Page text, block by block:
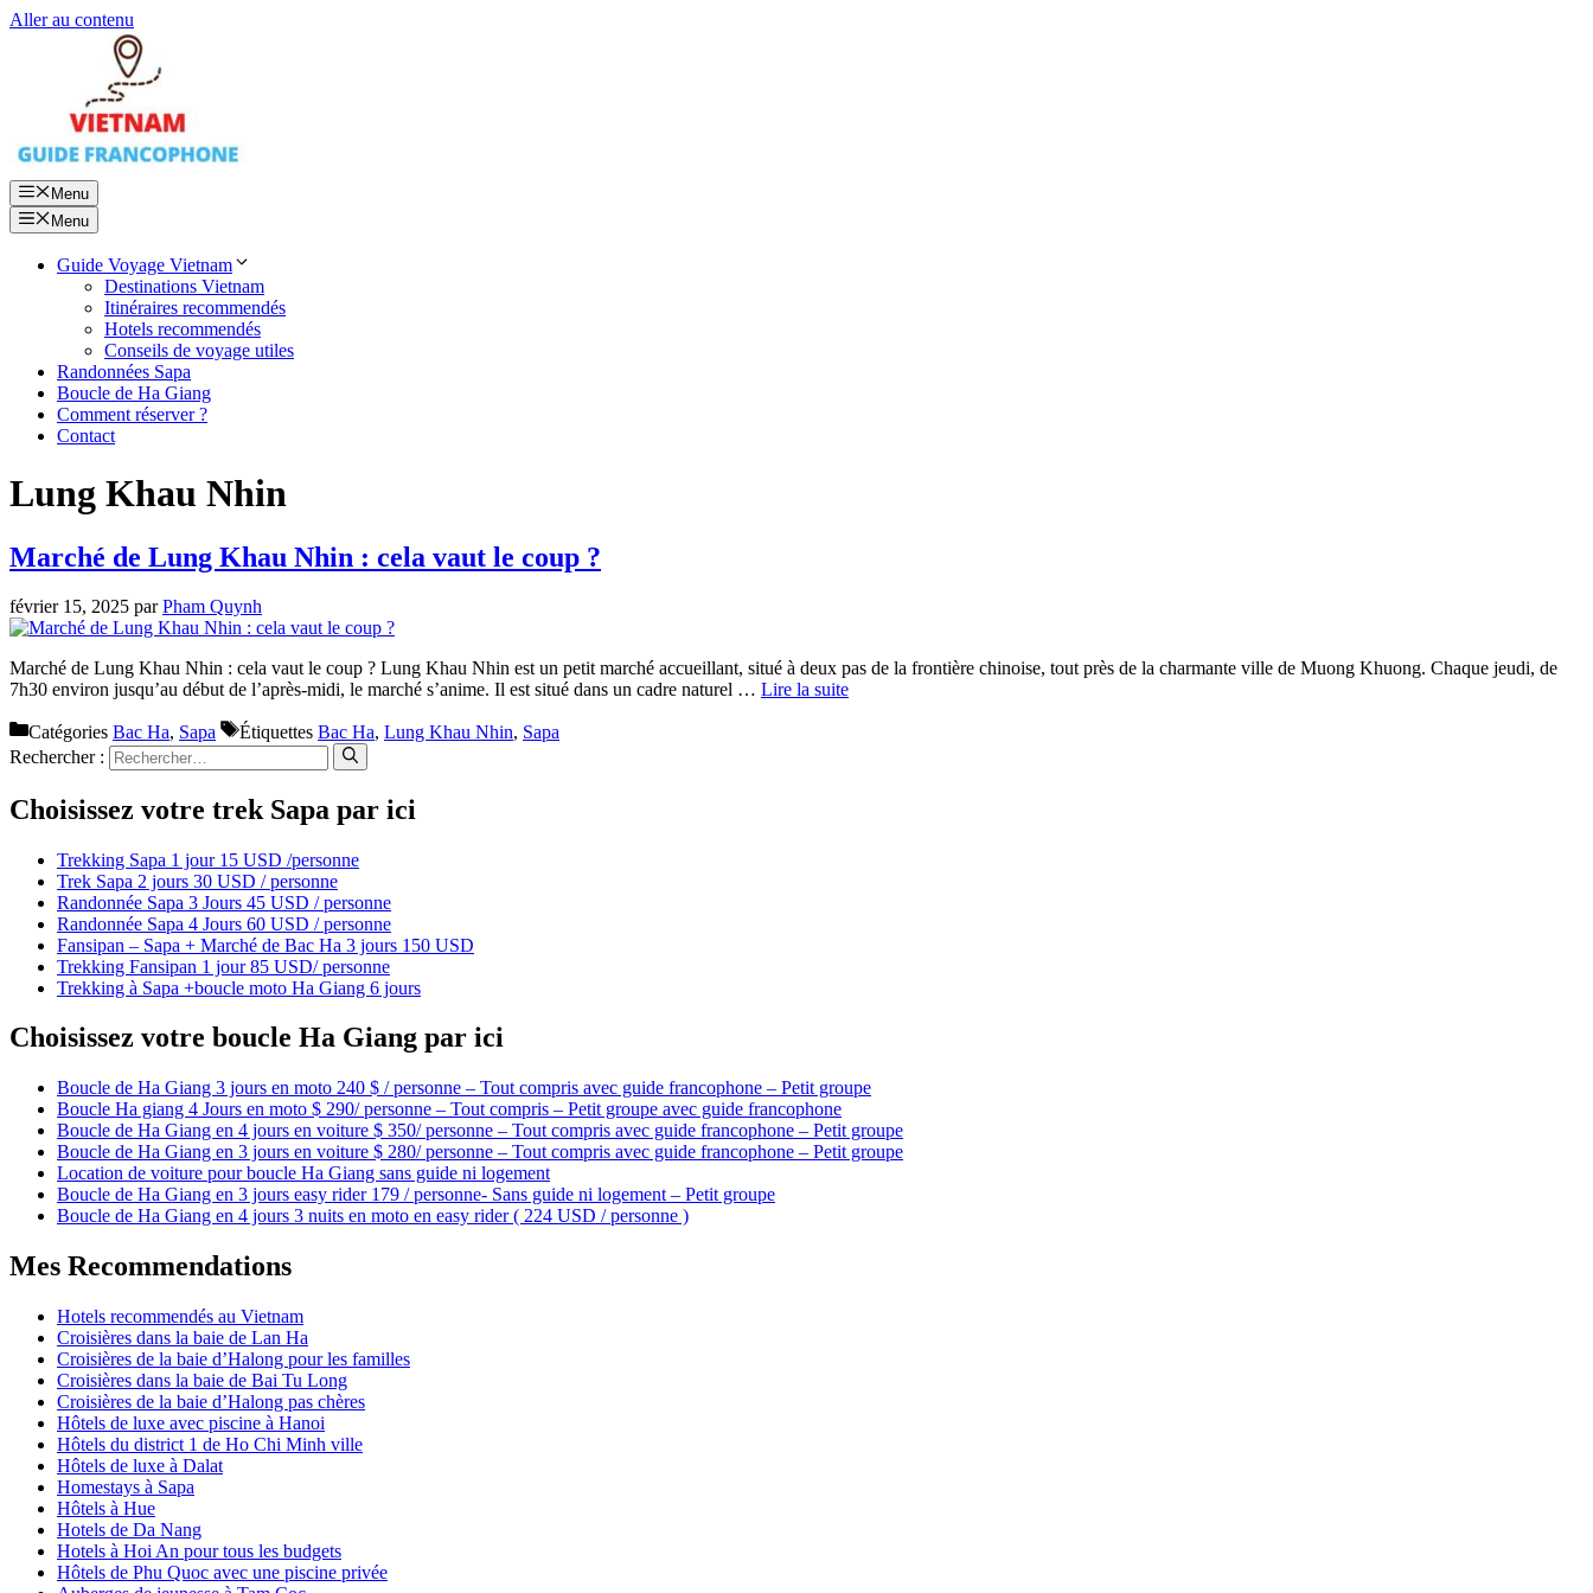
Aller au contenu
Menu
Menu
Guide Voyage Vietnam
Destinations Vietnam
Itinéraires recommendés
Hotels recommendés
Conseils de voyage utiles
Randonnées Sapa
Boucle de Ha Giang
Comment réserver ?
Contact
Lung Khau Nhin
Marché de Lung Khau Nhin : cela vaut le coup ?
février 15, 2025 parPham Quynh
Marché de Lung Khau Nhin : cela vaut le coup ? Lung Khau Nhin est un petit marché accueillant, situé à deux pas de la frontière chinoise, tout près de la charmante ville de Muong Khuong. Chaque jeudi, de
7h30 environ jusqu’au début de l’après-midi, le marché s’anime. Il est situé dans un cadre naturel … Lire la suite
Catégories Bac Ha, Sapa Étiquettes Bac Ha, Lung Khau Nhin, Sapa
Rechercher :
Choisissez votre trek Sapa par ici
Trekking Sapa 1 jour 15 USD /personne
Trek Sapa 2 jours 30 USD / personne
Randonnée Sapa 3 Jours 45 USD / personne
Randonnée Sapa 4 Jours 60 USD / personne
Fansipan – Sapa + Marché de Bac Ha 3 jours 150 USD
Trekking Fansipan 1 jour 85 USD/ personne
Trekking à Sapa +boucle moto Ha Giang 6 jours
Choisissez votre boucle Ha Giang par ici
Boucle de Ha Giang 3 jours en moto 240 $ / personne – Tout compris avec guide francophone – Petit groupe
Boucle Ha giang 4 Jours en moto $ 290/ personne – Tout compris – Petit groupe avec guide francophone
Boucle de Ha Giang en 4 jours en voiture $ 350/ personne – Tout compris avec guide francophone – Petit groupe
Boucle de Ha Giang en 3 jours en voiture $ 280/ personne – Tout compris avec guide francophone – Petit groupe
Location de voiture pour boucle Ha Giang sans guide ni logement
Boucle de Ha Giang en 3 jours easy rider 179 / personne- Sans guide ni logement – Petit groupe
Boucle de Ha Giang en 4 jours 3 nuits en moto en easy rider ( 224 USD / personne )
Mes Recommendations
Hotels recommendés au Vietnam
Croisières dans la baie de Lan Ha
Croisières de la baie d’Halong pour les familles
Croisières dans la baie de Bai Tu Long
Croisières de la baie d’Halong pas chères
Hôtels de luxe avec piscine à Hanoi
Hôtels du district 1 de Ho Chi Minh ville
Hôtels de luxe à Dalat
Homestays à Sapa
Hôtels à Hue
Hotels de Da Nang
Hotels à Hoi An pour tous les budgets
Hôtels de Phu Quoc avec une piscine privée